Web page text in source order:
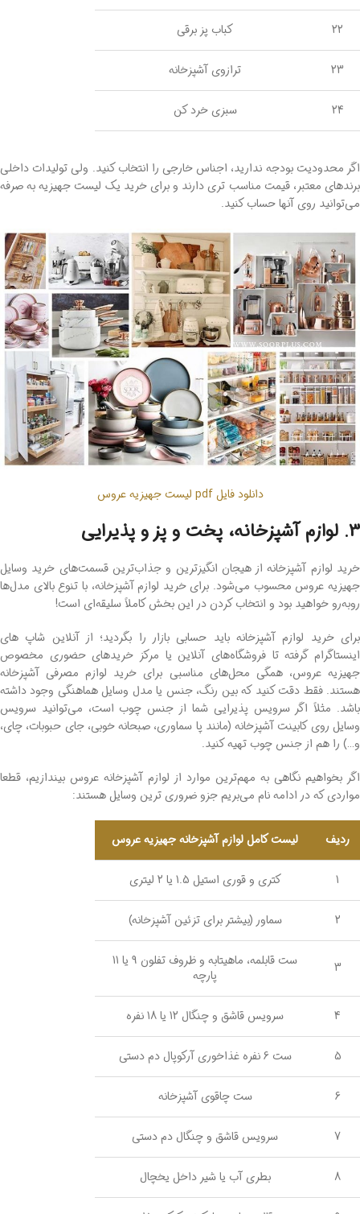
22 کباب پز برقی
23 ترازوی آشپزخانه
24 سبزی خرد کن
اگر محدودیت بودجه ندارید، اجناس خارجی را انتخاب کنید. ولی تولیدات داخلی
برندهای معتبر، قیمت مناسب تری دارند و برای خرید یک لیست جهیزیه به صرفه
می‌توانید روی آنها حساب کنید.
دانلود فایل pdf لیست جهیزیه عروس
3. لوازم آشپزخانه، پخت و پز و پذیرایی
خرید لوازم آشپزخانه از هیجان انگیزترین و جذاب‌ترین قسمت‌های خرید وسایل
جهیزیه عروس محسوب می‌شود. برای خرید لوازم آشپزخانه، با تنوع بالای مدل‌ها
روبه‌رو خواهید بود و انتخاب کردن در این بخش کاملاً سلیقه‌ای است!
برای خرید لوازم آشپزخانه باید حسابی بازار را بگردید؛ از آنلاین شاپ های
اینستاگرام گرفته تا فروشگاه‌های آنلاین یا مرکز خریدهای حضوری مخصوص
جهیزیه عروس، همگی محل‌های مناسبی برای خرید لوازم مصرفی آشپزخانه
هستند. فقط دقت کنید که بین رنگ، جنس یا مدل وسایل هماهنگی وجود داشته
باشد. مثلاً اگر سرویس پذیرایی شما از جنس چوب است، می‌توانید سرویس
وسایل روی کابینت آشپزخانه (مانند پا سماوری، صبحانه خوبی، جای حبوبات، چای،
و…) را هم از جنس چوب تهیه کنید.
اگر بخواهیم نگاهی به مهم‌ترین موارد از لوازم آشپزخانه عروس بیندازیم، قطعا
مواردی که در ادامه نام می‌بریم جزو ضروری ترین وسایل هستند:
ردیف لیست کامل لوازم آشپزخانه جهیزیه عروس
1 کتری و قوری استیل 1.5 یا 2 لیتری
2 سماور (بیشتر برای تزئین آشپزخانه)
3
ست قابلمه، ماهیتابه و ظروف تفلون 9 یا 11
پارچه
4 سرویس قاشق و چنگال 12 یا 18 نفره
5 ست 6 نفره غذاخوری آرکوپال دم دستی
6 ست چاقوی آشپزخانه
7 سرویس قاشق و چنگال دم دستی
8 بطری آب یا شیر داخل یخچال